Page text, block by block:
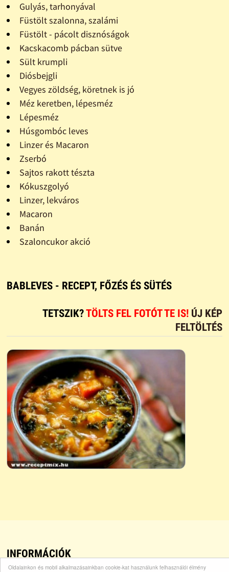
Oldalainkon és mobil alkalmazásainkban cookie-kat használunk felhasználói élmény
Gulyás, tarhonyával
Füstölt szalonna, szalámi
Füstölt - pácolt disznóságok
Kacskacomb pácban sütve
Sült krumpli
Diósbejgli
Vegyes zöldség, köretnek is jó
Méz keretben, lépesméz
Lépesméz
Húsgombóc leves
Linzer és Macaron
Zserbó
Sajtos rakott tészta
Kókuszgolyó
Linzer, lekváros
Macaron
Banán
Szaloncukor akció
BABLEVES - RECEPT, FŐZÉS ÉS SÜTÉS
TETSZIK?TÖLTS FEL FOTÓT TE IS! ÚJ KÉP
FELTÖLTÉS
INFORMÁCIÓK